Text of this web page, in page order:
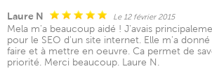
Laure N Le 12 février 2015
Mela m'a beaucoup aidé ! J'avais
pour le SEO d'un site internet. Elle m'a
faire et à mettre en oeuvre. Ca permet de
priorité. Merci beaucoup. Laure N.